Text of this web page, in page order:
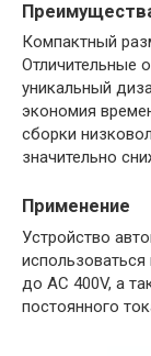
Компактный
Отличительные
уникальный
экономия
сборки
значительно
Применение
Устройство
до AC 400V, а
постоянного